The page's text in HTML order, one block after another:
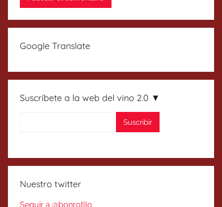
Google Translate
Suscríbete a la web del vino 2.0 ▼
Nuestro twitter
Seguir a @bonrotllo